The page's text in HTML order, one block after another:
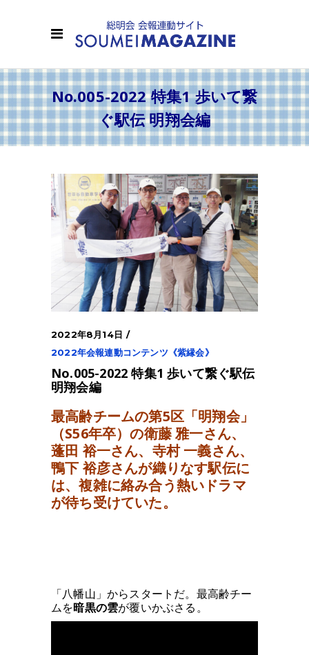
No.005-2022 特集1 歩いて繋
ぐ駅伝 明翔会編
2022年8月14日
2022年会報連動コンテンツ《紫縁会》
No.005-2022 特集1 歩いて繋ぐ駅伝
明翔会編
最高齢チームの第5区「明翔会」
（S56年卒）の衛藤 雅一さん、
蓬田 裕一さん、寺村 一義さん、
鴨下 裕彦さんが織りなす駅伝に
は、複雑に絡み合う熱いドラマ
が待ち受けていた。
「八幡山」からスタートだ。 最高齢チー
ムを暗黒の雲が覆いかぶさる。